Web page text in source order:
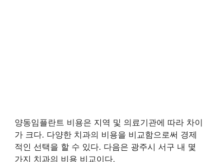
양동임플란트 비용은 지역 및 의료기관에 따라 차이
가 크다. 다양한 치과의 비용을 비교함으로써 경제
적인 선택을 할 수 있다. 다음은 광주시 서구 내 몇
가지 치과의 비용 비교이다.